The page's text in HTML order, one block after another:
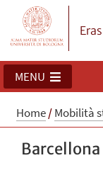
MENU
Home/Mobilità